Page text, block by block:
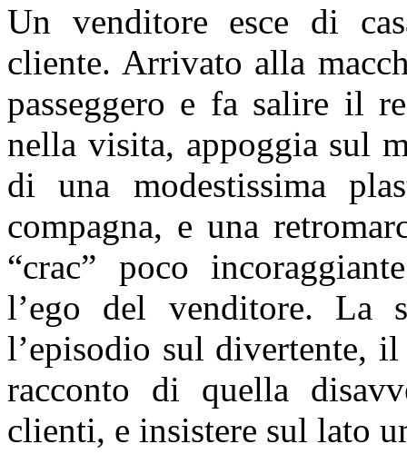
Un venditore esce di
cliente. Arrivato alla
passeggero e fa salire il
nella visita, appoggia sul
di una modestissima
compagna, e una
“crac” poco
l’ego del venditore. La
l’episodio sul divertente,
racconto di quella
clienti, e insistere sul lato